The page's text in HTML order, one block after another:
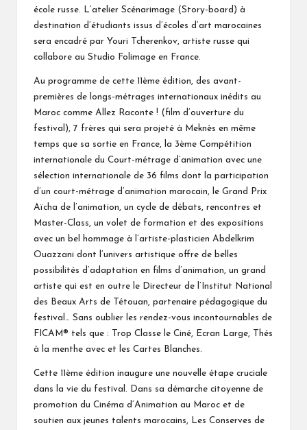
école russe. L’atelier Scénarimage (Story-board) à
destination d’étudiants issus d’écoles d’art marocaines
sera encadré par Youri Tcherenkov, artiste russe qui
collabore au Studio Folimage en France.
Au programme de cette 11ème édition, des avant-
premières de longs-métrages internationaux inédits au
Maroc comme Allez Raconte ! (film d’ouverture du
festival), 7 frères qui sera projeté à Meknès en même
temps que sa sortie en France, la 3ème Compétition
internationale du Court-métrage d’animation avec une
sélection internationale de 36 films dont la participation
d’un court-métrage d’animation marocain, le Grand Prix
Aïcha de l’animation, un cycle de débats, rencontres et
Master-Class, un volet de formation et des expositions
avec un bel hommage à l’artiste-plasticien Abdelkrim
Ouazzani dont l’univers artistique offre de belles
possibilités d’adaptation en films d’animation, un grand
artiste qui est en outre le Directeur de l’Institut National
des Beaux Arts de Tétouan, partenaire pédagogique du
festival… Sans oublier les rendez-vous incontournables de
FICAM® tels que : Trop Classe le Ciné, Ecran Large, Thés
à la menthe avec et les Cartes Blanches.
Cette 11ème édition inaugure une nouvelle étape cruciale
dans la vie du festival. Dans sa démarche citoyenne de
promotion du Cinéma d’Animation au Maroc et de
soutien aux jeunes talents marocains, Les Conserves de